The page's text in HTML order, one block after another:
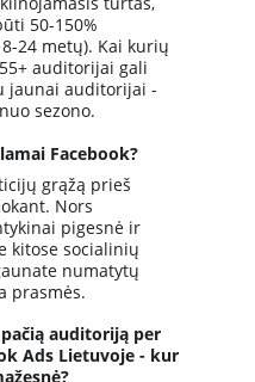
50-150%
24 metų). Kai kurių
auditorijai gali
jaunai auditorijai -
sezono.
Facebook?
grąžą prieš
Nors
pigesnė ir
kitose socialinių
numatytų
prasmės.
auditoriją per
Ads Lietuvoje - kur